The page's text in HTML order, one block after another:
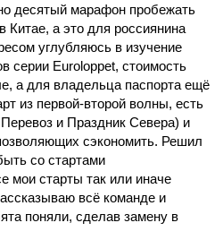
десятый марафон пробежать
Китае, а это для россиянина
углубляюсь в изучение
серии Euroloppet, стоимость
а для владельца паспорта ещё
из первой-второй волны, есть
и Праздник Севера) и
сэкономить. Решил
со стартами
мои старты так или иначе
всё команде и
поняли, сделав замену в